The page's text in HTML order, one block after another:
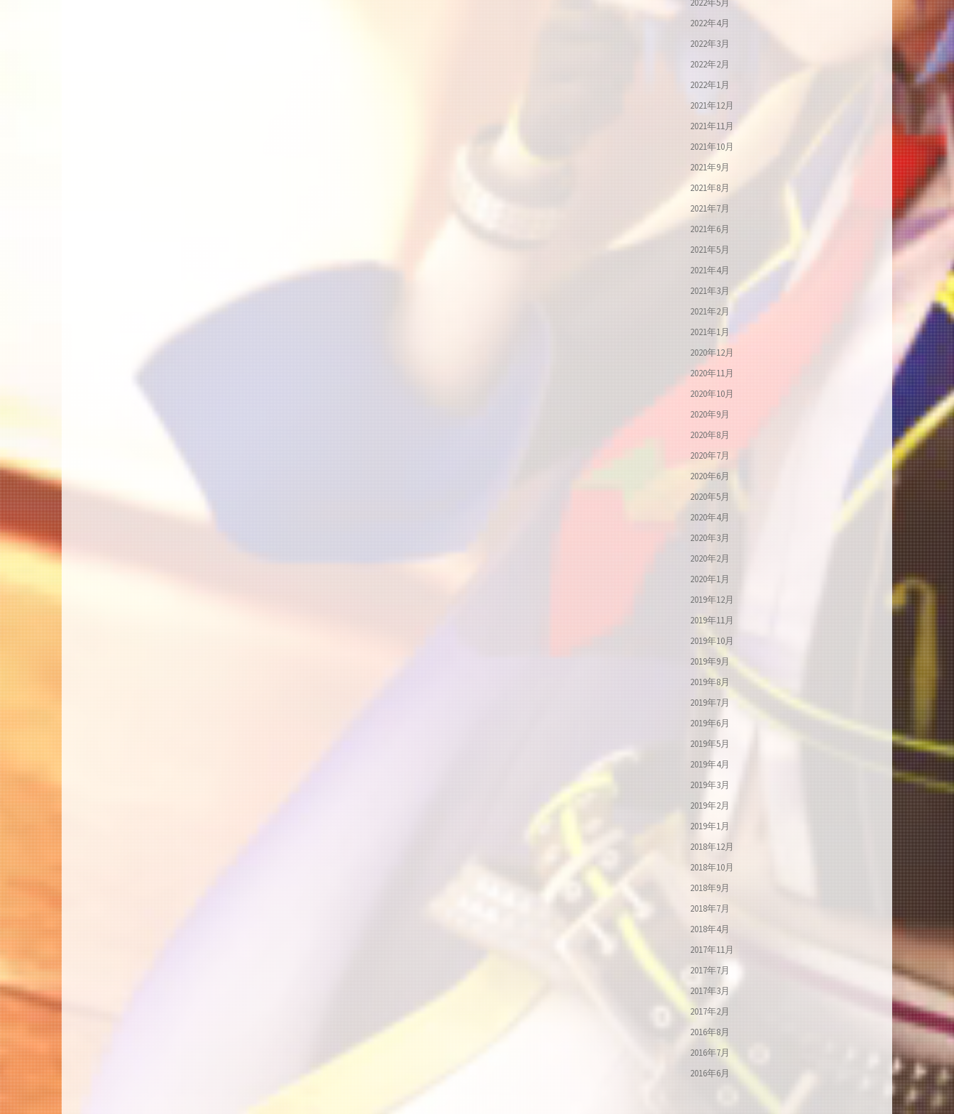
2022年5月
2022年4月
2022年3月
2022年2月
2022年1月
2021年12月
2021年11月
2021年10月
2021年9月
2021年8月
2021年7月
2021年6月
2021年5月
2021年4月
2021年3月
2021年2月
2021年1月
2020年12月
2020年11月
2020年10月
2020年9月
2020年8月
2020年7月
2020年6月
2020年5月
2020年4月
2020年3月
2020年2月
2020年1月
2019年12月
2019年11月
2019年10月
2019年9月
2019年8月
2019年7月
2019年6月
2019年5月
2019年4月
2019年3月
2019年2月
2019年1月
2018年12月
2018年10月
2018年9月
2018年7月
2018年4月
2017年11月
2017年7月
2017年3月
2017年2月
2016年8月
2016年7月
2016年6月